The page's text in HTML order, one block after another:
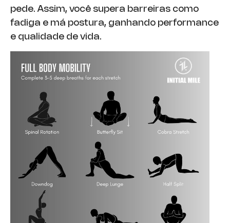
pede. Assim, você supera barreiras como
fadiga e má postura, ganhando performance
e qualidade de vida.